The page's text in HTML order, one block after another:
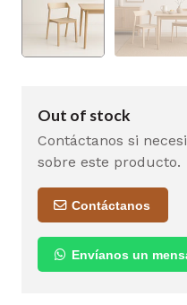
Out of stock
Contáctanos si
sobre este producto.
Contáctanos
Envíanos un